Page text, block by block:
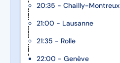
20:35 - Chailly-Montreux
21:00 - Lausanne
21:35 - Rolle
22:00 - Genève